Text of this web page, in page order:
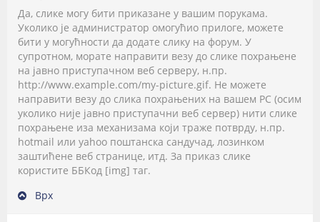
Да, слике могу бити приказане у вашим порукама.
Уколико је администратор омогућио прилоге, можете
бити у могућности да додате слику на форум. У
супротном, морате направити везу до слике похрањене
на јавно приступачном веб серверу, н.пр.
http://www.example.com/my-picture.gif. Не можете
направити везу до слика похрањених на вашем PC (осим
уколико није јавно приступачни веб сервер) нити слике
похрањене иза механизама који траже потврду, н.пр.
hotmail или yahoo поштанска сандучад, лозинком
заштићене веб странице, итд. За приказ слике
користите ББКод [img] таг.
Врх